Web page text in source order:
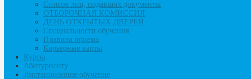
Список лиц, подавших документы
ОТБОРОЧНАЯ КОМИССИЯ
ДЕНЬ ОТКРЫТЫХ ДВЕРЕЙ
Специальности обучения
Правила приема
Карьерные карты
Курсы
Абитуриенту
Дистанционное обучение